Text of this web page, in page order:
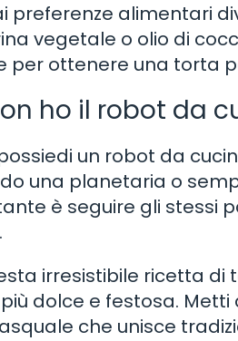
preferenze alimentari
vegetale o olio di
per ottenere una torta
ho il robot da
un robot da
una planetaria o
è seguire gli
irresistibile ricetta di
dolce e festosa.
che unisce